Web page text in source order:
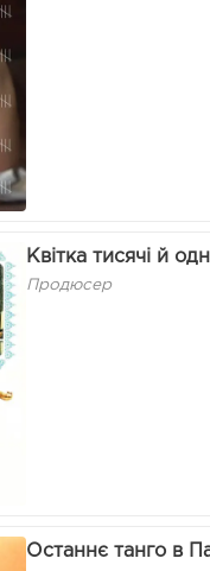
Квітка тисячі й
Продюсер
Останнє танго в